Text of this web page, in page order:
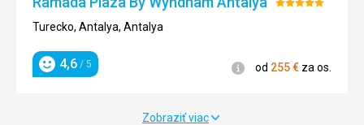
Perfektní.
Táto recenzia bola preložená automaticky pomocou
Google Translate
Hodnotenie:
Turecko, Antalya, Antalya
Hodnotenie
4,6 / 5 Informácie
od 255€ za os.
Hodnotenie
4,5 / 5
Informácie
281
za os.
Antalya,
Antalya
Hodnotenie
4,6
od
€
za os.
Hodnotenie
4,8 / 5
Informácie
362
za os.
Antalya,
Antalya
Hodnotenie
4,6
od
€
za os.
Zobraziť viac